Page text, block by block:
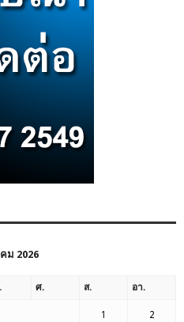
ม 2026
ศ. ส. อา.
1 2